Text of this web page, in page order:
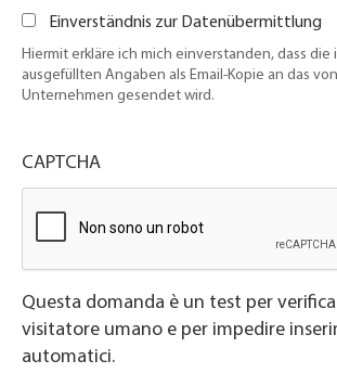
Einverständnis zur Datenübermittlung
Hiermit erkläre ich mich einverstanden, dass die
ausgefüllten Angaben als Email-Kopie an das
Unternehmen gesendet wird.
CAPTCHA
Questa domanda è un test per
visitatore umano e per impedire inserimenti
automatici.